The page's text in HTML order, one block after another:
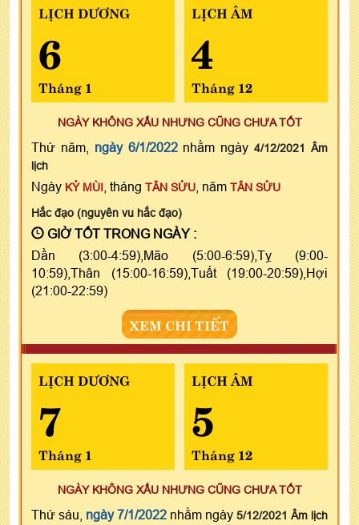
LỊCH DƯƠNG
6
Tháng 1
LỊCH ÂM
4
Tháng 12
NGÀY KHÔNG XẤU NHƯNG CŨNG CHƯA TỐT
Thứ năm, ngày 6/1/2022nhằm ngày4/12/2021 Âm
lịch
Ngày KỶ MÙI , tháng TÂN SỬU , năm TÂN SỬU
Hắc đạo (nguyên vu hắc đạo)
GIỜ TỐT TRONG NGÀY :
Dần (3:00-4:59),Mão (5:00-6:59),Tỵ (9:00-
10:59),Thân (15:00-16:59),Tuất (19:00-20:59),Hợi
(21:00-22:59)
XEM CHI TIẾT
LỊCH DƯƠNG
7
Tháng 1
LỊCH ÂM
5
Tháng 12
NGÀY KHÔNG XẤU NHƯNG CŨNG CHƯA TỐT
Thứ sáu, ngày 7/1/2022 nhằm ngày 5/12/2021 Âm lịch